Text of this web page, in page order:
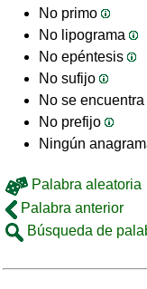
No primo
No lipograma
No epéntesis
No sufijo
No se
No prefijo
Ningún
Palabra aleatoria
Palabra anterior
Búsqueda de